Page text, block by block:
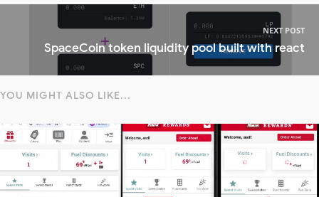
NEXT POST
SpaceCoin token liquidity pool built with react
YOU MIGHT ALSO LIKE...